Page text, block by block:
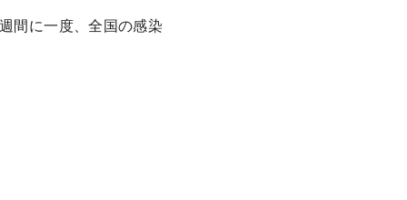
間に一度、全国の感染